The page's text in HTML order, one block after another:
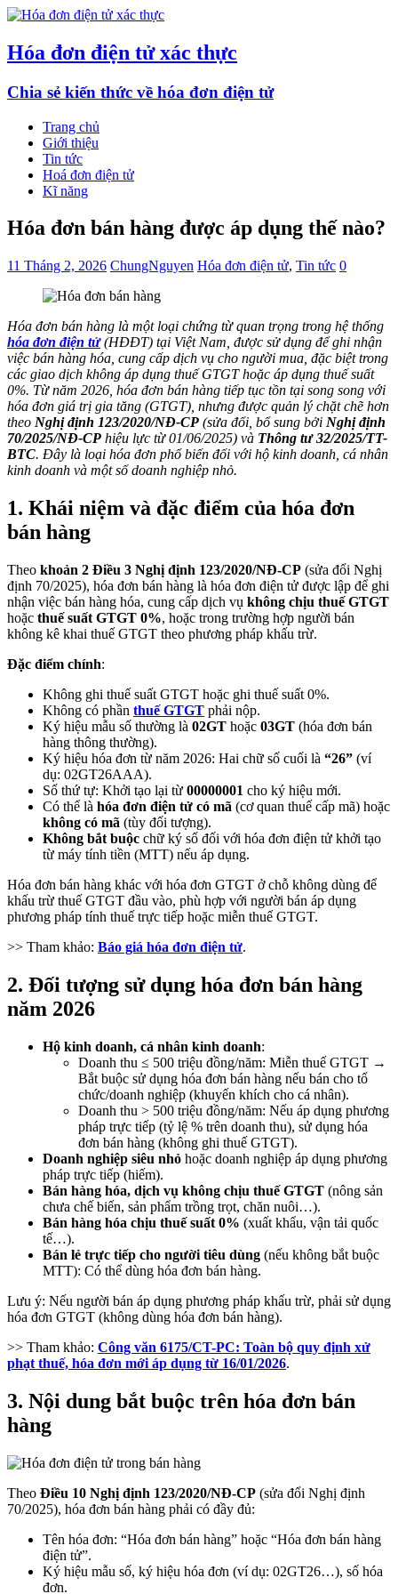
Hóa đơn điện tử xác thực
Chia sẻ kiến thức về hóa đơn điện tử
Trang chủ
Giới thiệu
Tin tức
Hoá đơn điện tử
Kĩ năng
Hóa đơn bán hàng được áp dụng thế nào?
11 Tháng 2, 2026 ChungNguyen Hóa đơn điện tử, Tin tức 0
Hóa đơn bán hàng là một loại chứng từ quan trọng trong hệ thống
hóa đơn điện tử(HĐĐT) tại Việt Nam, được sử dụng để ghi nhận
việc bán hàng hóa, cung cấp dịch vụ cho người mua, đặc biệt trong
các giao dịch không áp dụng thuế GTGT hoặc áp dụng thuế suất
0%. Từ năm 2026, hóa đơn bán hàng tiếp tục tồn tại song song với
hóa đơn giá trị gia tăng (GTGT), nhưng được quản lý chặt chẽ hơn
theo Nghị định 123/2020/NĐ-CP (sửa đổi, bổ sung bởi Nghị định
70/2025/NĐ-CP hiệu lực từ 01/06/2025) và Thông tư 32/2025/TT-
BTC. Đây là loại hóa đơn phổ biến đối với hộ kinh doanh, cá nhân
kinh doanh và một số doanh nghiệp nhỏ.
1. Khái niệm và đặc điểm của hóa đơn
bán hàng
Theo khoản 2 Điều 3 Nghị định 123/2020/NĐ-CP (sửa đổi Nghị
định 70/2025), hóa đơn bán hàng là hóa đơn điện tử được lập để ghi
nhận việc bán hàng hóa, cung cấp dịch vụ không chịu thuế GTGT
hoặc thuế suất GTGT 0%, hoặc trong trường hợp người bán
không kê khai thuế GTGT theo phương pháp khấu trừ.
Đặc điểm chính:
Không ghi thuế suất GTGT hoặc ghi thuế suất 0%.
Không có phần thuế GTGT phải nộp.
Ký hiệu mẫu số thường là 02GT hoặc 03GT (hóa đơn bán
hàng thông thường).
Ký hiệu hóa đơn từ năm 2026: Hai chữ số cuối là “26” (ví
dụ: 02GT26AAA).
Số thứ tự: Khởi tạo lại từ 00000001 cho ký hiệu mới.
Có thể là hóa đơn điện tử có mã (cơ quan thuế cấp mã) hoặc
không có mã (tùy đối tượng).
Không bắt buộc chữ ký số đối với hóa đơn điện tử khởi tạo
từ máy tính tiền (MTT) nếu áp dụng.
Hóa đơn bán hàng khác với hóa đơn GTGT ở chỗ không dùng để
khấu trừ thuế GTGT đầu vào, phù hợp với người bán áp dụng
phương pháp tính thuế trực tiếp hoặc miễn thuế GTGT.
>> Tham khảo: Báo giá hóa đơn điện tử.
2. Đối tượng sử dụng hóa đơn bán hàng
năm 2026
Hộ kinh doanh, cá nhân kinh doanh:
Doanh thu ≤ 500 triệu đồng/năm: Miễn thuế GTGT →
Bắt buộc sử dụng hóa đơn bán hàng nếu bán cho tổ
chức/doanh nghiệp (khuyến khích cho cá nhân).
Doanh thu > 500 triệu đồng/năm: Nếu áp dụng phương
pháp trực tiếp (tỷ lệ % trên doanh thu), sử dụng hóa
đơn bán hàng (không ghi thuế GTGT).
Doanh nghiệp siêu nhỏ hoặc doanh nghiệp áp dụng phương
pháp trực tiếp (hiếm).
Bán hàng hóa, dịch vụ không chịu thuế GTGT (nông sản
chưa chế biến, sản phẩm trồng trọt, chăn nuôi…).
Bán hàng hóa chịu thuế suất 0% (xuất khẩu, vận tải quốc
tế…).
Bán lẻ trực tiếp cho người tiêu dùng (nếu không bắt buộc
MTT): Có thể dùng hóa đơn bán hàng.
Lưu ý: Nếu người bán áp dụng phương pháp khấu trừ, phải sử dụng
hóa đơn GTGT (không dùng hóa đơn bán hàng).
>> Tham khảo: Công văn 6175/CT-PC: Toàn bộ quy định xử
phạt thuế, hóa đơn mới áp dụng từ 16/01/2026.
3. Nội dung bắt buộc trên hóa đơn bán
hàng
Theo Điều 10 Nghị định 123/2020/NĐ-CP (sửa đổi Nghị định
70/2025), hóa đơn bán hàng phải có đầy đủ:
Tên hóa đơn: “Hóa đơn bán hàng” hoặc “Hóa đơn bán hàng
điện tử”.
Ký hiệu mẫu số, ký hiệu hóa đơn (ví dụ: 02GT26…), số hóa
đơn.